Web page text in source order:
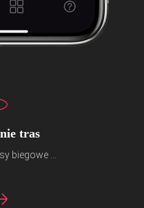
tras
biegowe ...